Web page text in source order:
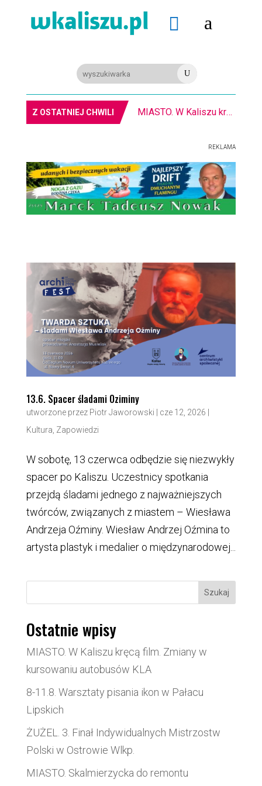
 a
U
Z OSTATNIEJ CHWILI MIASTO. W Kaliszu kręcą film. Zmiany w kursowaniu autobusów KLA
REKLAMA
13.6. Spacer śladami Oziminy
utworzone przez Piotr Jaworowski cze 12, 2026
Kultura, Zapowiedzi
W sobotę, 13 czerwca odbędzie się niezwykły
spacer po Kaliszu. Uczestnicy spotkania
przejdą śladami jednego z najważniejszych
twórców, związanych z miastem – Wiesława
Andrzeja Oźminy. Wiesław Andrzej Oźmina to
artysta plastyk i medalier o międzynarodowej...
Szukaj
Ostatnie wpisy
MIASTO. W Kaliszu kręcą film. Zmiany w
kursowaniu autobusów KLA
8-11.8. Warsztaty pisania ikon w Pałacu
Lipskich
ŻUŻEL. 3. Finał Indywidualnych Mistrzostw
Polski w Ostrowie Wlkp.
MIASTO. Skalmierzycka do remontu